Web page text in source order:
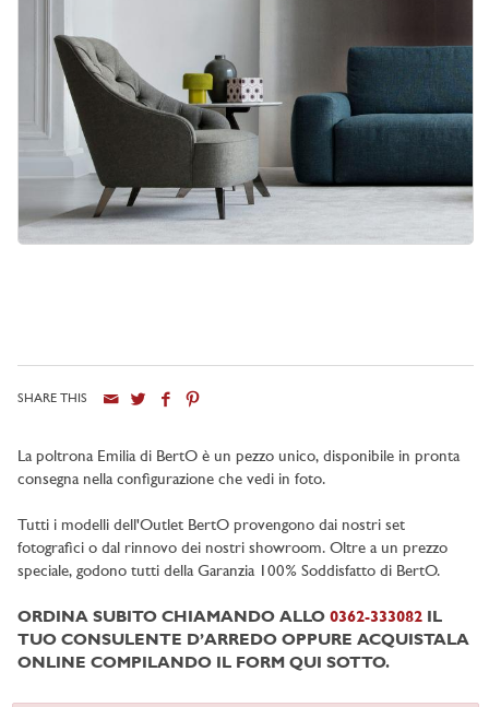
SHARE THIS
La poltrona Emilia di BertO è un pezzo unico, disponibile in pronta
consegna nella configurazione che vedi in foto.
Tutti i modelli dell'Outlet BertO provengono dai nostri set
fotografici o dal rinnovo dei nostri showroom. Oltre a un prezzo
speciale, godono tutti della Garanzia 100% Soddisfatto di BertO.
ORDINA SUBITO CHIAMANDO ALLO 0362-333082 IL
TUO CONSULENTE D’ARREDO OPPURE ACQUISTALA
ONLINE COMPILANDO IL FORM QUI SOTTO.